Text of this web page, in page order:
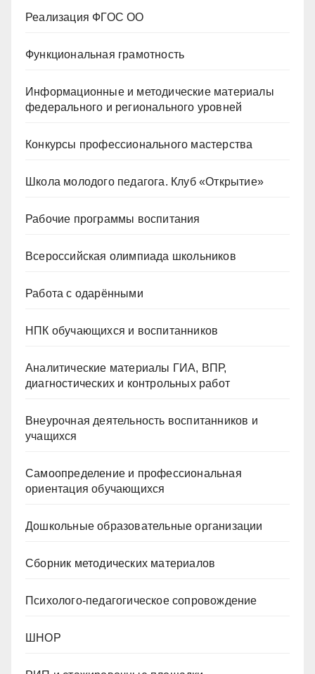
Реализация ФГОС ОО
Функциональная грамотность
Информационные и методические материалы
федерального и регионального уровней
Конкурсы профессионального мастерства
Школа молодого педагога. Клуб «Открытие»
Рабочие программы воспитания
Всероссийская олимпиада школьников
Работа с одарёнными
НПК обучающихся и воспитанников
Аналитические материалы ГИА, ВПР,
диагностических и контрольных работ
Внеурочная деятельность воспитанников и
учащихся
Самоопределение и профессиональная
ориентация обучающихся
Дошкольные образовательные организации
Сборник методических материалов
Психолого-педагогическое сопровождение
ШНОР